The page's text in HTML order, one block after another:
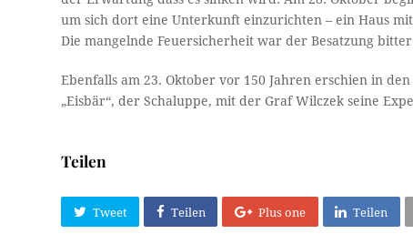
um sich dort eine Unterkunft einzurichten – ein Haus
Die mangelnde Feuersicherheit war der Besatzung
Ebenfalls am 23. Oktober vor 150 Jahren erschien in
„Eisbär“, der Schaluppe, mit der Graf Wilczek seine
Teilen
Tweet Teilen Plus one Teilen